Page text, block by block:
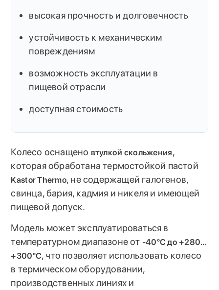
высокая прочность и долговечность
устойчивость к механическим
повреждениям
возможность эксплуатации в
пищевой отрасли
доступная стоимость
Колесо оснащено втулкой скольжения,
которая обработана термостойкой пастой
Kastor Thermo, не содержащей галогенов,
свинца, бария, кадмия и никеля и имеющей
пищевой допуск.
Модель может эксплуатироваться в
температурном диапазоне от -40°C до +280…
+300°C, что позволяет использовать колесо
в термическом оборудовании,
производственных линиях и